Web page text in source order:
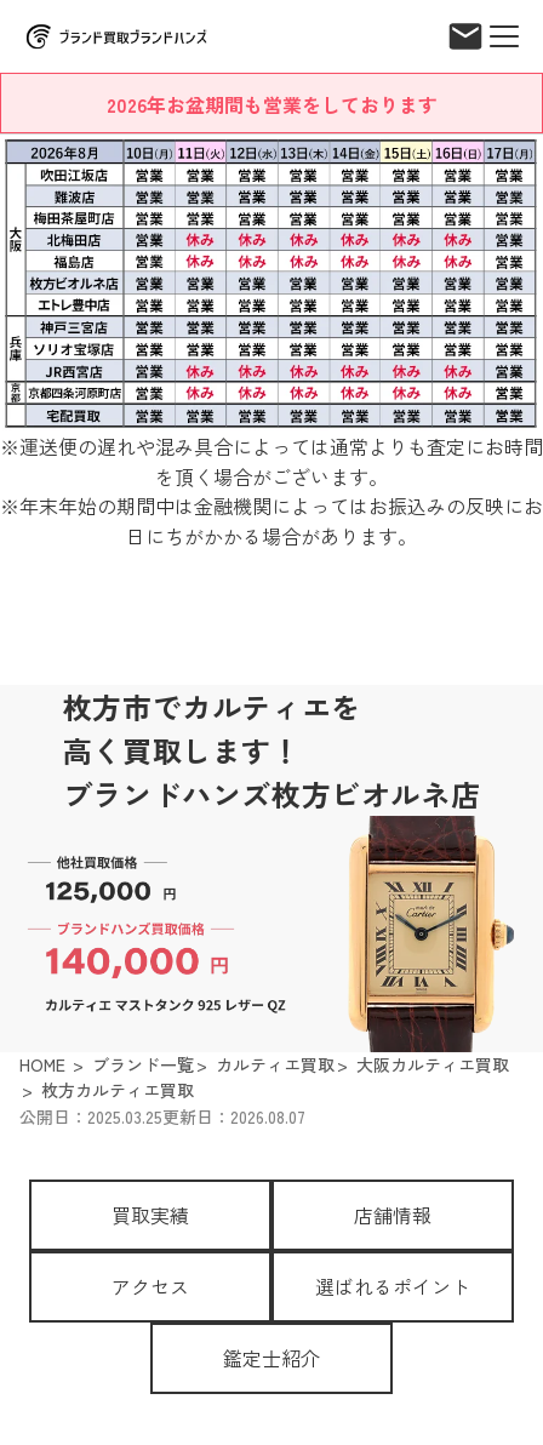
2026年お盆期間も営業をしております
※運送便の遅れや混み具合によっては通常よりも査定にお時間
を頂く場合がございます。
※年末年始の期間中は金融機関によってはお振込みの反映にお
日にちがかかる場合があります。
枚方市でカルティエを
高く買取します！
ブランドハンズ枚方ビオルネ店
HOME ブランド一覧 カルティエ買取
大阪カルティエ買取
枚方カルティエ買取
公開日：2025.03.25更新日：2026.08.07
買取実績 店舗情報
アクセス 選ばれるポイント
鑑定士紹介